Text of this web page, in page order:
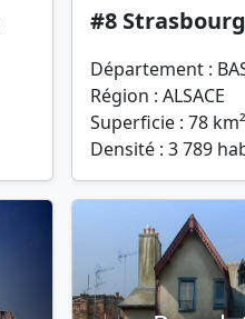
#8
Département :
Région : ALSACE
Superficie : 78 km²
Densité : 3 789